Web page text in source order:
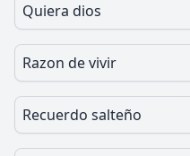
Quiera dios
Razon de vivir
Recuerdo salteño